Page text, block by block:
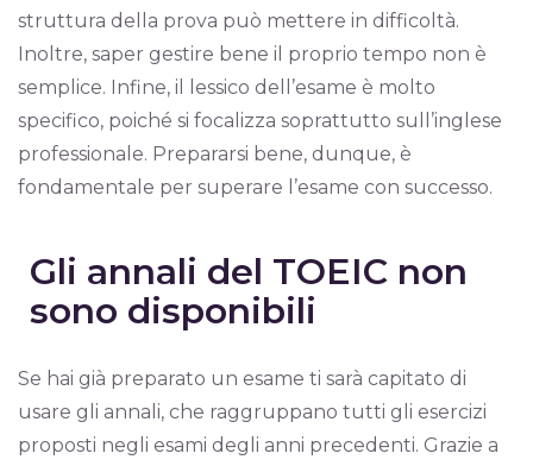
struttura della prova può mettere in difficoltà.
Inoltre, saper gestire bene il proprio tempo non è
semplice. Infine, il lessico dell’esame è molto
specifico, poiché si focalizza soprattutto sull’inglese
professionale. Prepararsi bene, dunque, è
fondamentale per superare l’esame con successo.
Gli annali del TOEIC non
sono disponibili
Se hai già preparato un esame ti sarà capitato di
usare gli annali, che raggruppano tutti gli esercizi
proposti negli esami degli anni precedenti. Grazie a